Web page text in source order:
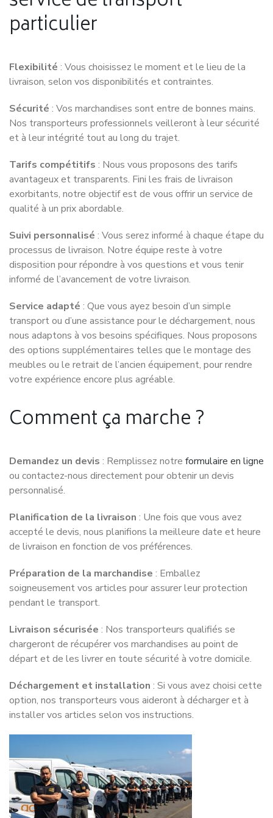
particulier
Flexibilité : Vous choisissez le moment et le lieu de la
livraison, selon vos disponibilités et contraintes.
Sécurité : Vos marchandises sont entre de bonnes mains.
Nos transporteurs professionnels veilleront à leur sécurité
et à leur intégrité tout au long du trajet.
Tarifs compétitifs : Nous vous proposons des tarifs
avantageux et transparents. Fini les frais de livraison
exorbitants, notre objectif est de vous offrir un service de
qualité à un prix abordable.
Suivi personnalisé : Vous serez informé à chaque étape du
processus de livraison. Notre équipe reste à votre
disposition pour répondre à vos questions et vous tenir
informé de l’avancement de votre livraison.
Service adapté : Que vous ayez besoin d’un simple
transport ou d’une assistance pour le déchargement, nous
nous adaptons à vos besoins spécifiques. Nous proposons
des options supplémentaires telles que le montage des
meubles ou le retrait de l’ancien équipement, pour rendre
votre expérience encore plus agréable.
Comment ça marche ?
Demandez un devis : Remplissez notre formulaire en ligne
ou contactez-nous directement pour obtenir un devis
personnalisé.
Planification de la livraison : Une fois que vous avez
accepté le devis, nous planifions la meilleure date et heure
de livraison en fonction de vos préférences.
Préparation de la marchandise : Emballez
soigneusement vos articles pour assurer leur protection
pendant le transport.
Livraison sécurisée : Nos transporteurs qualifiés se
chargeront de récupérer vos marchandises au point de
départ et de les livrer en toute sécurité à votre domicile.
Déchargement et installation : Si vous avez choisi cette
option, nos transporteurs vous aideront à décharger et à
installer vos articles selon vos instructions.